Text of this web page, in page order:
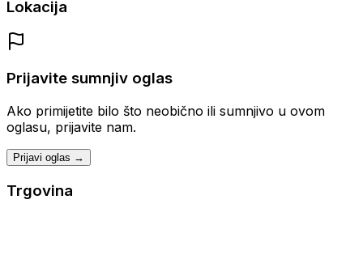
Lokacija
Prijavite sumnjiv oglas
Ako primijetite bilo što neobično ili sumnjivo u ovom
oglasu, prijavite nam.
Prijavi oglas →
Trgovina